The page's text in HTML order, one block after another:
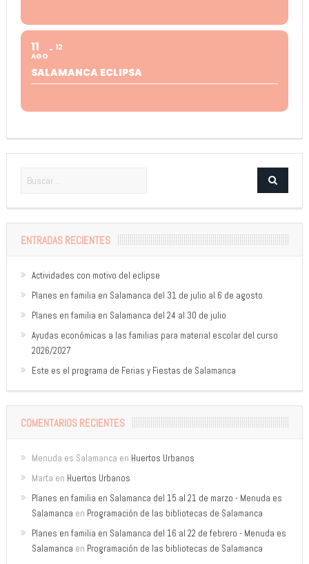
11
AGO
12
SALAMANCA ECLIPSA
ENTRADAS RECIENTES
Actividades con motivo del eclipse
Planes en familia en Salamanca del 31 de julio al 6 de agosto
Planes en familia en Salamanca del 24 al 30 de julio
Ayudas económicas a las familias para material escolar del curso
2026/2027
Este es el programa de Ferias y Fiestas de Salamanca
COMENTARIOS RECIENTES
Menuda es Salamanca en Huertos Urbanos
Marta en Huertos Urbanos
Planes en familia en Salamanca del 15 al 21 de marzo - Menuda es
Salamanca en Programación de las bibliotecas de Salamanca
Planes en familia en Salamanca del 16 al 22 de febrero - Menuda es
Salamanca en Programación de las bibliotecas de Salamanca